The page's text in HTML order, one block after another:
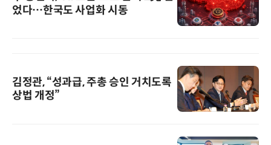
었다…한국도 사업화 시동
김정관, “성과급, 주총 승인 거치도록
상법 개정”